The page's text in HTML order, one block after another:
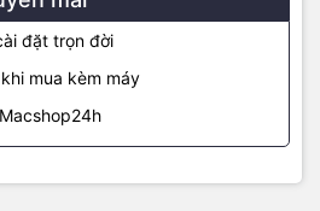
đặt trọn đời
mua kèm máy